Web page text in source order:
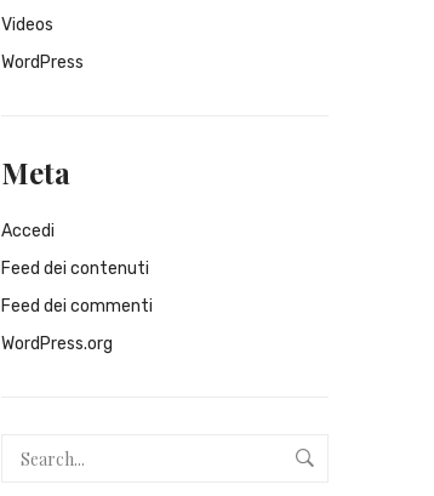
Videos
WordPress
Meta
Accedi
Feed dei contenuti
Feed dei commenti
WordPress.org